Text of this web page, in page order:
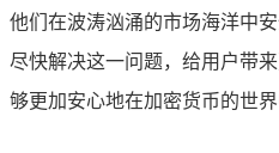
他们在波涛汹涌的市场海洋中
尽快解决这一问题，给用户带
够更加安心地在加密货币的世界